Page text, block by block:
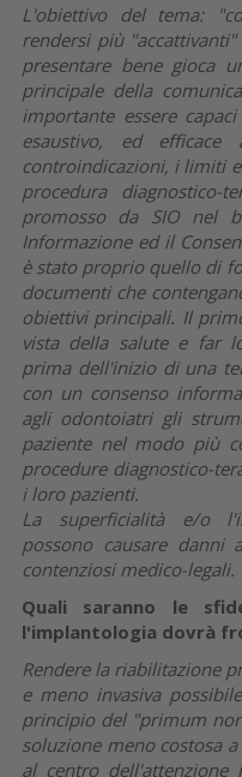
L'obiettivo del tema:
rendersi più
presentare bene gioca
principale della
importante essere
esaustivo, ed
controindicazioni, i limiti
procedura diagnostico-
promosso da SIO nel
Informazione ed il
è stato proprio quello di
documenti che
obiettivi principali. Il
vista della salute e far
prima dell'inizio di una
con un consenso
agli odontoiatri gli
paziente nel modo più
procedure diagnostico-
i loro pazienti.
La superficialità e/o
possono causare
contenziosi medico-legali.
Quali saranno le
l'implantologia dovrà
Rendere la riabilitazione
e meno invasiva
principio del "primum
soluzione meno costosa
al centro dell'attenzione